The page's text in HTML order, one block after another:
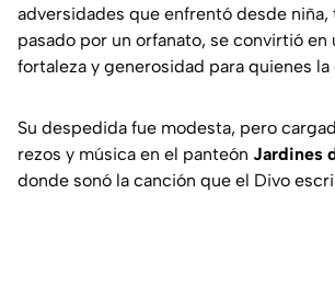
adversidades que enfrentó desde niña,
pasado por un orfanato, se convirtió en
fortaleza y generosidad para quienes
Su despedida fue modesta, pero
rezos y música en el panteón Jardines
donde sonó la canción que el Divo